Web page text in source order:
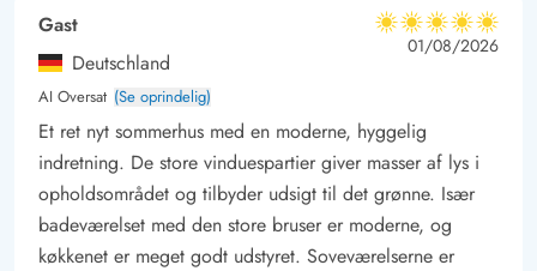
indbyder til leg og spil – måske en familieturnering i
kongespil?
For dem med el-bil er der tænkt på alt; sommerhuset er
udstyret med en ladestander, så bilen kan lades op, mens I
nyder roen og lader batterierne op.
Familievenlige oplevelser lige uden for døren
I Jegum Ferieland er I omgivet af et væld af muligheder for
aktiviteter og oplevelser. Indkøbsmulighederne er lige rundt om
Gast
Deutschland
AI Oversat (Se oprindelig)
5 ud af 5
5 ud af 5
5 out of 5
01/08/2026
Et ret nyt sommerhus med en moderne, hyggelig
indretning. De store vinduespartier giver masser af lys i
opholdsområdet og tilbyder udsigt til det grønne. Især
badeværelset med den store bruser er moderne, og
køkkenet er meget godt udstyret. Soveværelserne er